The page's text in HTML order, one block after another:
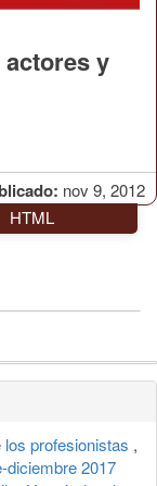
nov 9, 2012
y
HTML
los profesionistas ,
diciembre 2017